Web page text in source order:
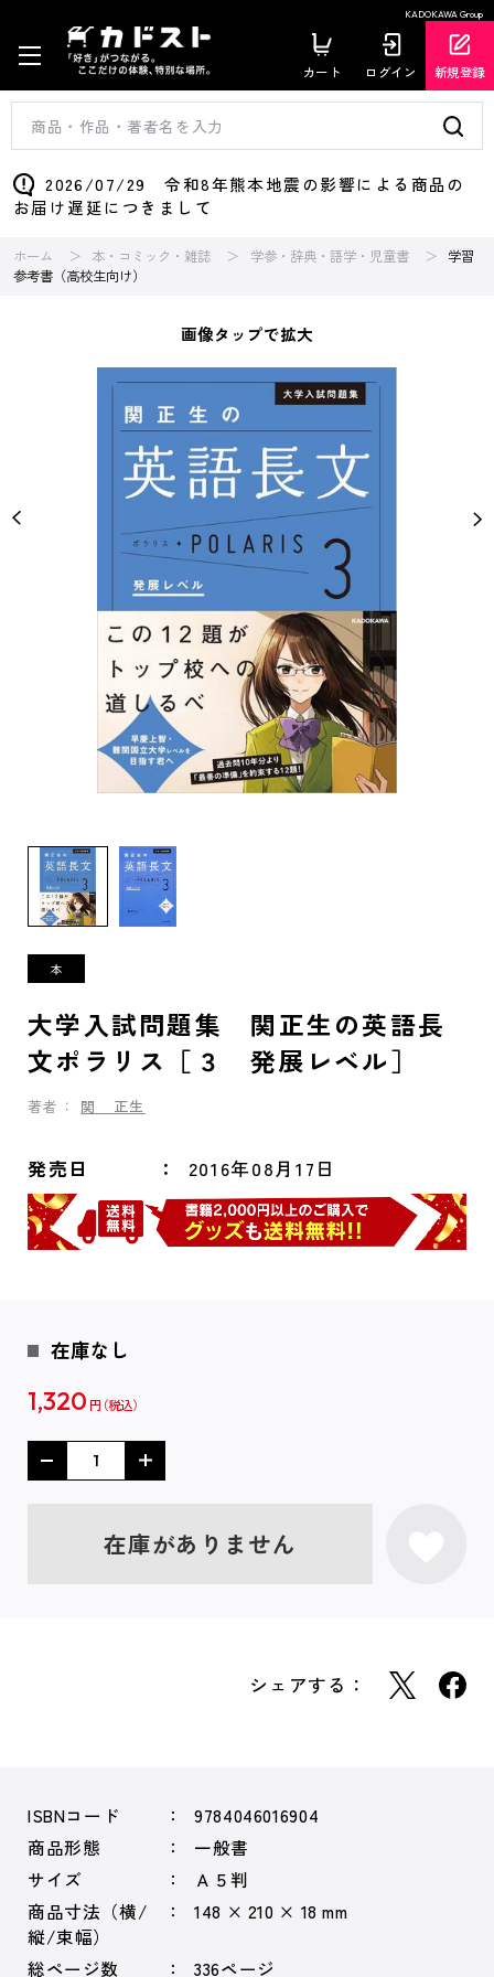
KADOKAWA Group
カート ログイン 新規登録
2026/07/29 令和8年熊本地震の影響による商品の
お届け遅延につきまして
ホーム 本・コミック・雑誌 学参・辞典・語学・児童書
学習
参考書（高校生向け）
画像タップで拡大
大学入試問題集 関正生の英語長
文ポラリス［３ 発展レベル］
著者： 関 正生
発売日 2016年08月17日
在庫なし
1,320 円
在庫がありません
シェアする：
ISBNコード
9784046016904
商品形態
一般書
サイズ
Ａ５判
商品寸法（横/
縦/束幅）
148 × 210 × 18 mm
総ページ数 336ページ